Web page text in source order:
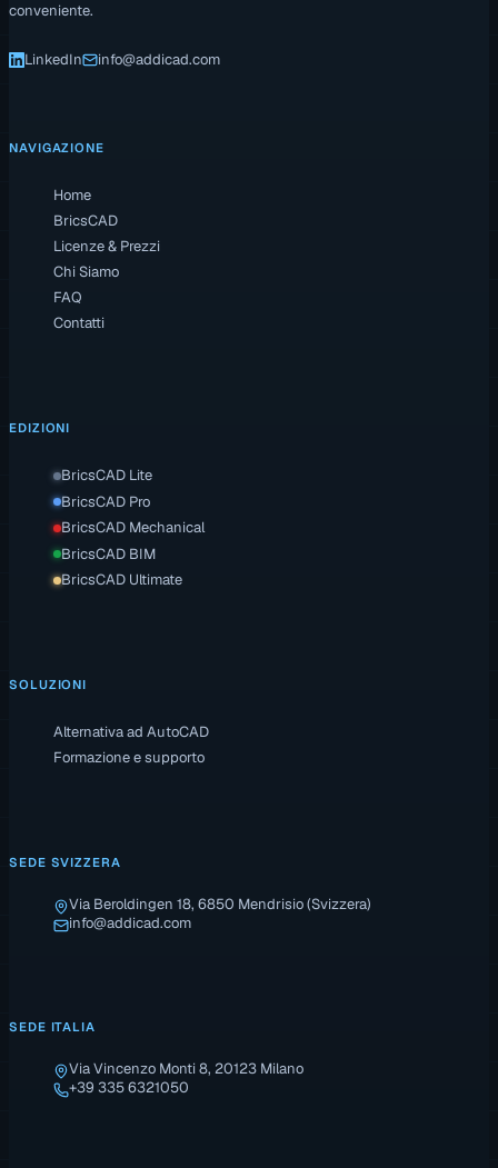
conveniente.
LinkedIn info@addicad.com
NAVIGAZIONE
Home
BricsCAD
Licenze & Prezzi
Chi Siamo
FAQ
Contatti
EDIZIONI
BricsCAD Lite
BricsCAD Pro
BricsCAD Mechanical
BricsCAD BIM
BricsCAD Ultimate
SOLUZIONI
Alternativa ad AutoCAD
Formazione e supporto
SEDE SVIZZERA
Via Beroldingen 18, 6850 Mendrisio (Svizzera)
info@addicad.com
SEDE ITALIA
Via Vincenzo Monti 8, 20123 Milano
+39 335 6321050